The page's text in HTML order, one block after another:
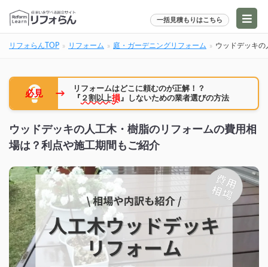
一括見積もりはこちら
リフォらんTOP リフォーム 庭・ガーデニングリフォーム ウッドデッキ
必見 →
リフォームはどこに頼むのが正解！？
『 ２割以上損』しないための業者選びの方法
ウッドデッキの人工木・樹脂のリフォームの費用相
場は？利点や施工期間もご紹介